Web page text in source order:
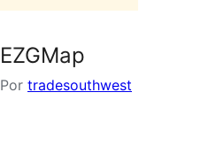
EZGMap
Por tradesouthwest